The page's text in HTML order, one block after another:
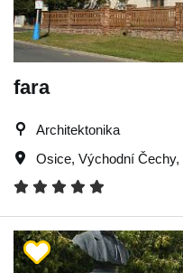
fara
Architektonika
Osice, Východní Čechy,